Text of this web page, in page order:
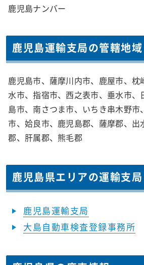
鹿児島ナンバー
鹿児島運輸支局の管轄地域
鹿児島市、薩摩川内市、鹿屋市、枕
水市、指宿市、西之表市、垂水市、
島市、南さつま市、いちき串木野市
市、姶良市、鹿児島郡、薩摩郡、出
郡、肝属郡、熊毛郡
鹿児島県エリアの運輸支局
鹿児島運輸支局
大島自動車検査登録事務所